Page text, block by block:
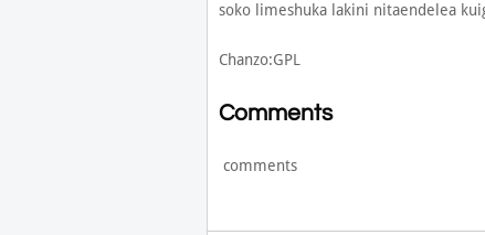
soko limeshuka lakini nitaendelea
Chanzo:GPL
Comments
comments